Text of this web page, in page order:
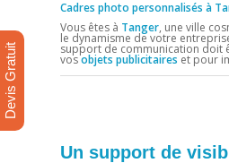
Cadres photo personnalisés à
Vous êtes à Tanger, une ville
le dynamisme de votre
support de communication doit
vosobjets publicitaires et pour
Un support de
Devis Gratuit